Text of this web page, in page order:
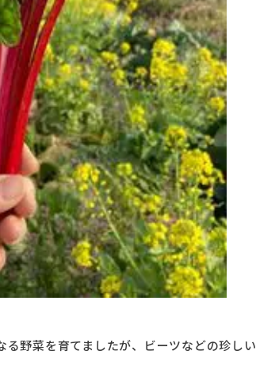
る野菜を育てましたが、ビーツなどの珍しい